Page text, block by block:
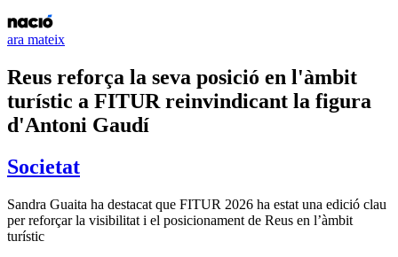
ara mateix
Reus reforça la seva posició en l'àmbit
turístic a FITUR reinvindicant la figura
d'Antoni Gaudí
Societat
Sandra Guaita ha destacat que FITUR 2026 ha estat una edició clau
per reforçar la visibilitat i el posicionament de Reus en l’àmbit
turístic